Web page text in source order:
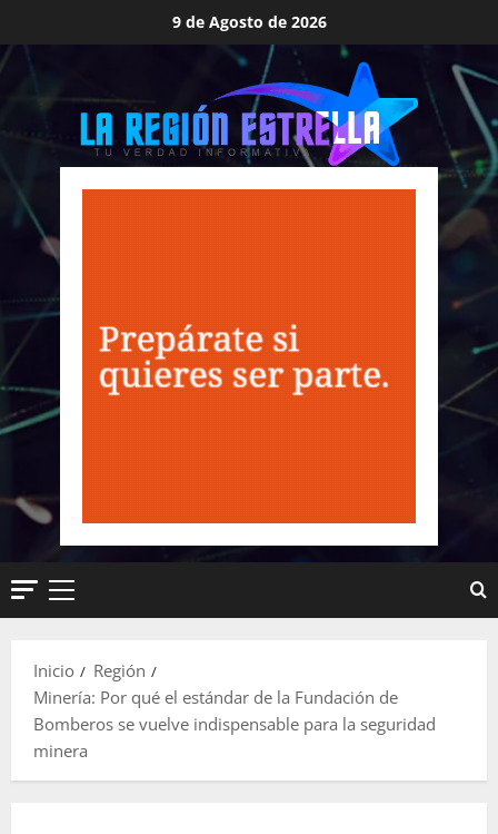
al
contenido
9 de Agosto de 2026
Menú
Inicio
Región
Minería: Por qué el estándar de la Fundación de
Bomberos se vuelve indispensable para la seguridad
minera